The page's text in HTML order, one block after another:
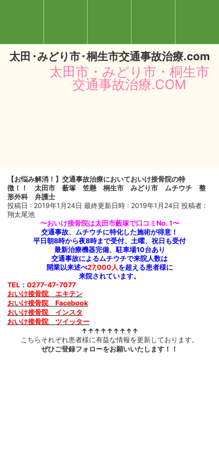
太田・みどり市・桐生市交通事故治療.com
太田市・みどり市・桐生市
交通事故治療.COM
【お悩み解消！】交通事故治療においておいけ接骨院の特
徴！！ 太田市 薮塚 笠懸 桐生市 みどり市 ムチウチ 整
形外科 弁護士
投稿日 : 2019年1月24日 最終更新日時 : 2019年1月24日 投稿者 :
翔太尾池
〜おいけ接骨院は太田市藪塚で口コミNo. 1〜
交通事故、ムチウチに特化した施術が得意！
平日朝8時から夜8時まで受付、土曜、祝日も受付
最新治療機器完備、駐車場10台あり
交通事故によるムチウチで来院人数は
開業以来述べ27,000人を超える患者様に
来院されています。
TEL ： 0277-47-7077
おいけ接骨院 エキテン
おいけ接骨院 Facebook
おいけ接骨院 インスタ
おいけ接骨院 ツイッター
↑↑↑↑↑↑↑↑↑
こちらそれぞれ患者様に有益な情報を更新しております。
ぜひご登録フォローをお願いいたします！！
閉じる
閉じる